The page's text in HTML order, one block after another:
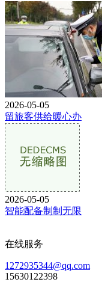
2026-05-05
留旅客供给暖心办
2026-05-05
智能配备制制无限
在线服务
1272935344@qq.com
15630122398